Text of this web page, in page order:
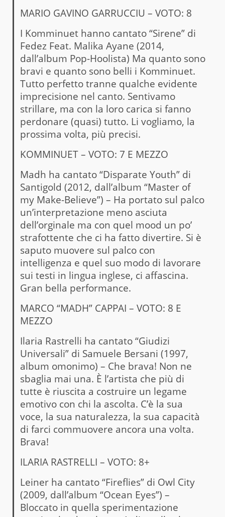
MARIO GAVINO GARRUCCIU – VOTO: 8
I Komminuet hanno cantato “Sirene” di
Fedez Feat. Malika Ayane (2014,
dall’album Pop-Hoolista) Ma quanto sono
bravi e quanto sono belli i Komminuet.
Tutto perfetto tranne qualche evidente
imprecisione nel canto. Sentivamo
strillare, ma con la loro carica si fanno
perdonare (quasi) tutto. Li vogliamo, la
prossima volta, più precisi.
KOMMINUET – VOTO: 7 E MEZZO
Madh ha cantato “Disparate Youth” di
Santigold (2012, dall’album “Master of
my Make-Believe”) – Ha portato sul palco
un’interpretazione meno asciuta
dell’orginale ma con quel mood un po’
strafottente che ci ha fatto divertire. Si è
saputo muovere sul palco con
intelligenza e quel suo modo di lavorare
sui testi in lingua inglese, ci affascina.
Gran bella performance.
MARCO “MADH” CAPPAI – VOTO: 8 E
MEZZO
Ilaria Rastrelli ha cantato “Giudizi
Universali” di Samuele Bersani (1997,
album omonimo) – Che brava! Non ne
sbaglia mai una. È l’artista che più di
tutte è riuscita a costruire un legame
emotivo con chi la ascolta. C’è la sua
voce, la sua naturalezza, la sua capacità
di farci commuovere ancora una volta.
Brava!
ILARIA RASTRELLI – VOTO: 8+
Leiner ha cantato “Fireflies” di Owl City
(2009, dall’album “Ocean Eyes”) –
Bloccato in quella sperimentazione